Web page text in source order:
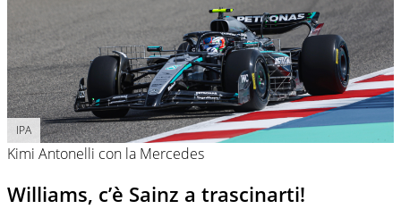
IPA
Kimi Antonelli con la Mercedes
Williams, c’è Sainz a trascinarti!